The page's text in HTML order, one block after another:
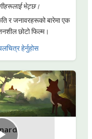
भेट्छ।
र जनावरहरूको बारेमा एक
छोटो फिल्म।
हेर्नुहोस